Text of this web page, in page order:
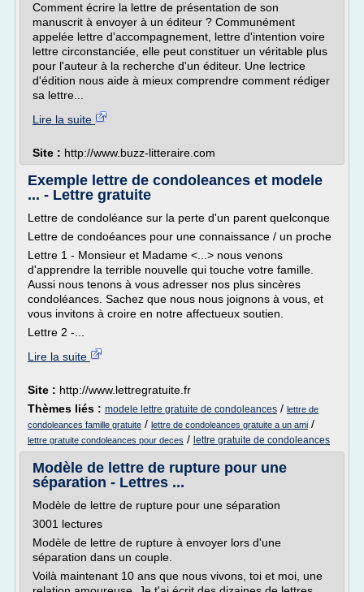
Comment écrire la lettre de présentation de son
manuscrit à envoyer à un éditeur ? Communément
appelée lettre d'accompagnement, lettre d'intention voire
lettre circonstanciée, elle peut constituer un véritable plus
pour l'auteur à la recherche d'un éditeur. Une lectrice
d'édition nous aide à mieux comprendre comment rédiger
sa lettre...
Lire la suite
Site : http://www.buzz-litteraire.com
Exemple lettre de condoleances et modele
... - Lettre gratuite
Lettre de condoléance sur la perte d'un parent quelconque
Lettre de condoéances pour une connaissance / un proche
Lettre 1 - Monsieur et Madame <...> nous venons
d'apprendre la terrible nouvelle qui touche votre famille.
Aussi nous tenons à vous adresser nos plus sincères
condoléances. Sachez que nous nous joignons à vous, et
vous invitons à croire en notre affectueux soutien.
Lettre 2 -...
Lire la suite
Site : http://www.lettregratuite.fr
Thèmes liés : modele lettre gratuite de condoleances / lettre de
condoleances famille gratuite / lettre de condoleances gratuite a un ami /
lettre gratuite condoleances pour deces / lettre gratuite de condoleances
Modèle de lettre de rupture pour une
séparation - Lettres ...
Modèle de lettre de rupture pour une séparation
3001 lectures
Modèle de lettre de rupture à envoyer lors d'une
séparation dans un couple.
Voilà maintenant 10 ans que nous vivons, toi et moi, une